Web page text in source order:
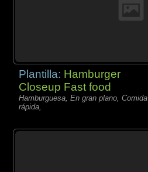
Plantilla: Hamburger
Closeup Fast food
Hamburguesa, En gran plano, Comida
rápida,